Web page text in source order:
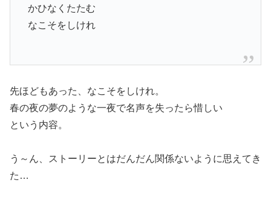
かひなくたたむ
なこそをしけれ
先ほどもあった、なこそをしけれ。
春の夜の夢のような一夜で名声を失ったら惜しい
という内容。
う～ん、ストーリーとはだんだん関係ないように思えてき
た…